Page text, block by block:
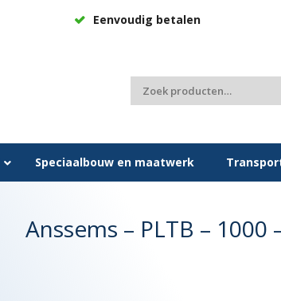
Eenvoudig betalen
Zoeken
naar:
Speciaalbouw en maatwerk
Anssems – PLTB – 1000